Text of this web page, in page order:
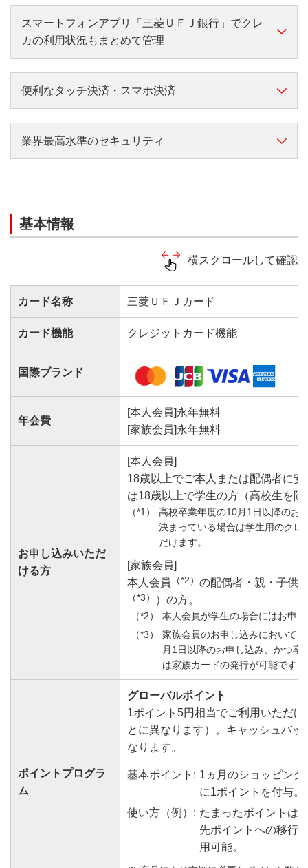
最大20%ポイント還元には、ご利用金額の上限など各
種条件がございます。くわしくは
対象店舗はこちら
2026年6月ご利用分（2026年7月指定日分）より三菱
ＵＦＪ eスマート証券のクレカ積立ポイント還元率を
0.55％に変更しております。
＞クレカ積立詳細はこちらから
ービス
サービスのご利用方法やご留意事項等の詳細は、当行ホー
キャッシュカード・通帳再発行手数料還元サービスに
MUFGグループでご提供しているサービスについて三
菱ＵＦＪニコスWebサイトにてご確認ください。
カード種類によって受けられるサービスが異なります。
サービスを受けるには条件があります。
三菱ＵＦＪカードならではの金融取引サービス
スマートフォンアプリ「三菱ＵＦＪ銀行」でクレ
カの利用状況もまとめて管理
わしくはこちら
便利なタッチ決済・スマホ決済
業界最高水準のセキュリティ
24時間365日不正利用をモニタリング
万が一不正利用にあっても全額補償なので、安心して
ご利用いただけます。
補償の詳細・内容はカード個人会員規約によります。
基本情報
横スクロールして確認
カード名称 三菱ＵＦＪカード
カード機能 クレジットカード機能
国際ブランド
年会費
[本人会員]永年無料
[家族会員]永年無料
お申し込みいただ
ける方
[本人会員]
18歳以上でご本人または配偶者に
は18歳以上で学生の方（高校生を除
高校卒業年度の10月1日以降のお
決まっている場合は学生用のク
だけます。
[家族会員]
本人会員
（*2） の配偶者・親・子供
（*3） ）の方。
本人会員が学生の場合にはお申
家族会員のお申し込みにおいて
月1日以降のお申し込み、かつ
は家族カードの発行が可能です。
ポイントプログラ
ム
グローバルポイント
1ポイント5円相当でご利用いただ
とに異なります）。キャッシュバ
なります。
基本ポイント: 1ヵ月のショッピン
に1ポイントを付与。
使い方（例）: たまったポイントは
先ポイントへの移行
用可能。